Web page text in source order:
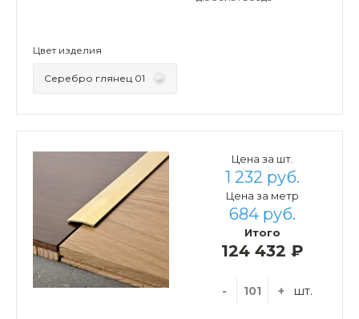
Цвет изделия
Серебро глянец 01
Цена за шт.
1 232 руб.
Цена за метр
684 руб.
Итого
124 432 ₽
- + шт.